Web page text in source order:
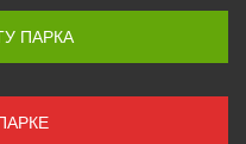
ПАРКА